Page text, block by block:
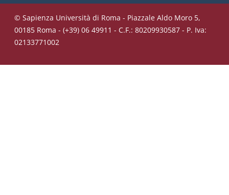
© Sapienza Università di Roma - Piazzale Aldo Moro 5,
00185 Roma - (+39) 06 49911 - C.F.: 80209930587 - P. Iva:
02133771002